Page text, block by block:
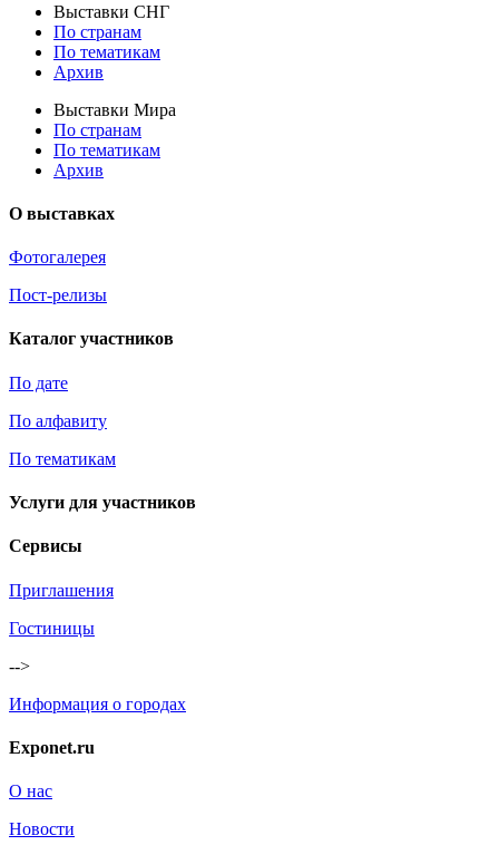
Выставки СНГ
По странам
По тематикам
Архив
Выставки Мира
По странам
По тематикам
Архив
О выставках
Фотогалерея
Пост-релизы
Каталог участников
По дате
По алфавиту
По тематикам
Услуги для участников
Сервисы
Приглашения
Гостиницы
-->
Информация о городах
Exponet.ru
О нас
Новости